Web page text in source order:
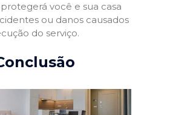
você e sua casa
ou danos causados
do serviço.